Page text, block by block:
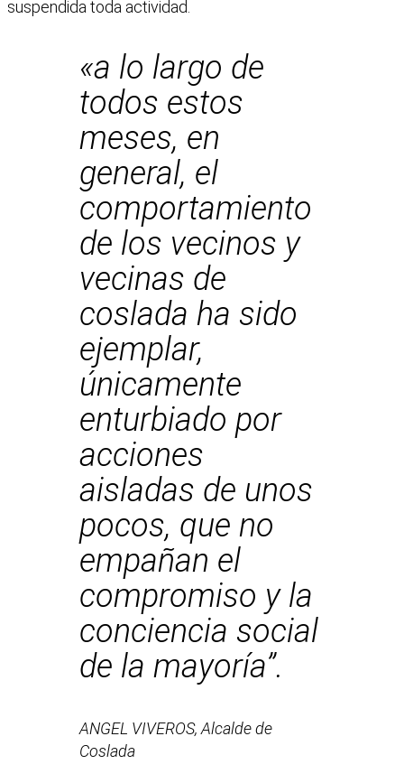
suspendida toda actividad.
«a lo largo de
todos estos
meses, en
general, el
comportamiento
de los vecinos y
vecinas de
coslada ha sido
ejemplar,
únicamente
enturbiado por
acciones
aisladas de unos
pocos, que no
empañan el
compromiso y la
conciencia social
de la mayoría”.
ANGEL VIVEROS, Alcalde de
Coslada